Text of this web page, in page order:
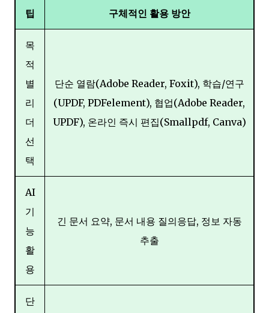
팁 구체적인 활용 방안
목
적
별
리
더
선
택
단순 열람(Adobe Reader, Foxit), 학습/연구
(UPDF, PDFelement), 협업(Adobe Reader,
UPDF), 온라인 즉시 편집(Smallpdf, Canva)
AI
기
능
활
용
긴 문서 요약, 문서 내용 질의응답, 정보 자동
추출
단